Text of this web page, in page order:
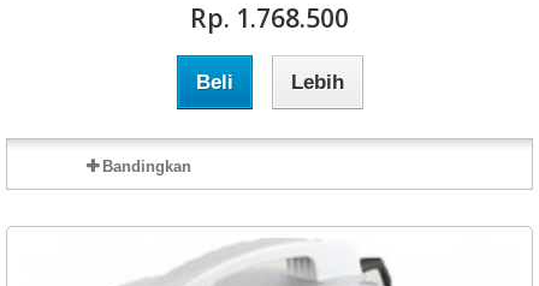
Rp‎. 1.768.500
Beli Lebih
Bandingkan